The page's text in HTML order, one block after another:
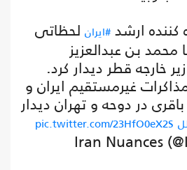
کننده ارشد #ایران لحظاتی
بن عبدالعزیز
خارجه قطر دیدار کرد.
غیرمستقیم ایران و
باقری در دوحه و تهران دیدار
pic.twitter.com/23HfO0eX2S